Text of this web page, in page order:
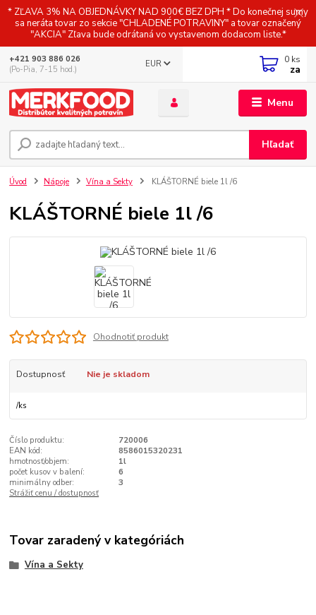
* ZĽAVA 3% NA OBJEDNÁVKY NAD 900€ BEZ DPH * Do konečnej sumy
sa neráta tovar zo sekcie "CHLADENÉ POTRAVINY" a tovar označený
"AKCIA" Zľava bude odrátaná vo vystavenom dodacom liste.*
Menu
EUR
Hľadať
+421 903 886 026
(Po-Pia, 7-15 hod.)
0 ks
za
Úvod Nápoje Vína a Sekty KLÁŠTORNÉ biele 1l /6
KLÁŠTORNÉ biele 1l /6
Ohodnotiť produkt
Dostupnosť Nie je skladom
/ks
Číslo produktu:
720006
EAN kód:
8586015320231
hmotnosť/objem:
1l
počet kusov v balení:
6
minimálny odber:
3
Strážiť cenu / dostupnosť
Tovar zaradený v kategóriách
Vína a Sekty